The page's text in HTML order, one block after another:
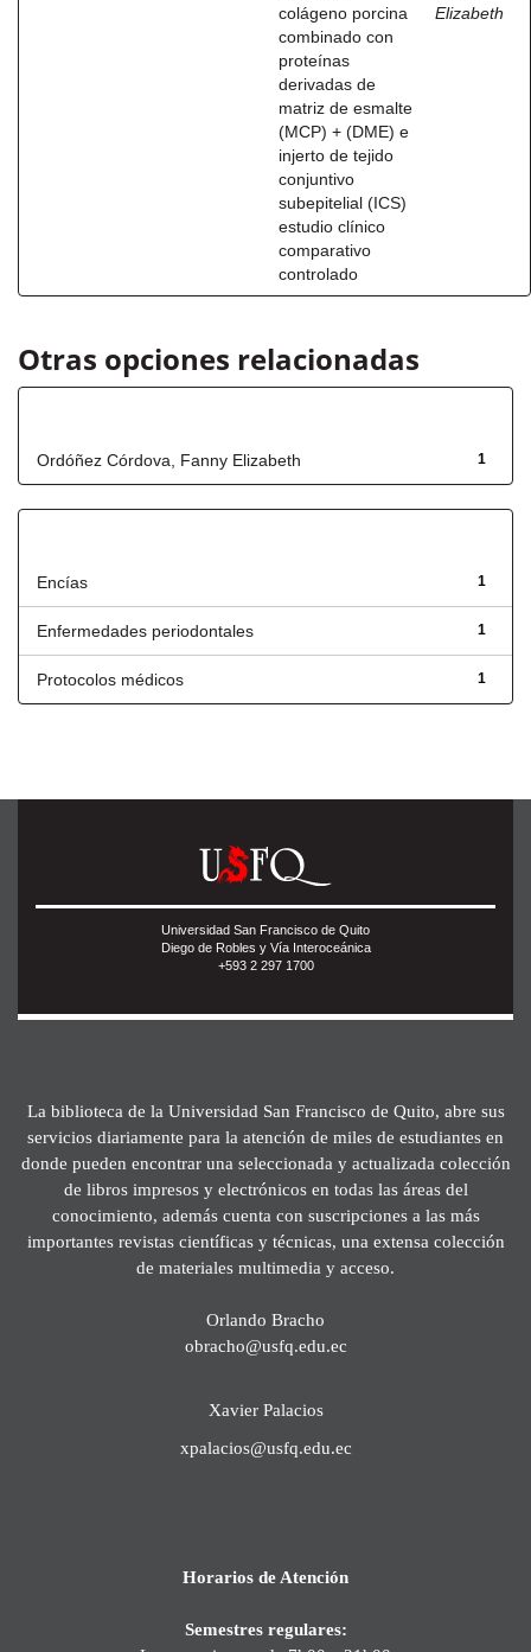
colágeno porcina
combinado con
proteínas
derivadas de
matriz de esmalte
(MCP) + (DME) e
injerto de tejido
conjuntivo
subepitelial (ICS)
estudio clínico
comparativo
controlado
Elizabeth
Otras opciones relacionadas
1
Ordóñez Córdova, Fanny Elizabeth
1
Encías
1
Enfermedades periodontales
1
Protocolos médicos
Universidad San Francisco de Quito
Diego de Robles y Vía Interoceánica
+593 2 297 1700
La biblioteca de la Universidad San Francisco de Quito, abre sus
servicios diariamente para la atención de miles de estudiantes en
donde pueden encontrar una seleccionada y actualizada colección
de libros impresos y electrónicos en todas las áreas del
conocimiento, además cuenta con suscripciones a las más
importantes revistas científicas y técnicas, una extensa colección
de materiales multimedia y acceso.
Orlando Bracho
obracho@usfq.edu.ec
Xavier Palacios
xpalacios@usfq.edu.ec
Horarios de Atención
Semestres regulares: